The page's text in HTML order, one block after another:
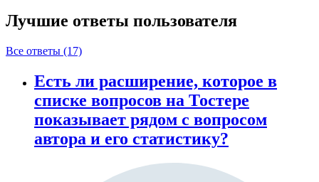
Лучшие ответы пользователя
Все ответы (17)
Есть ли расширение, которое в
списке вопросов на Тостере
показывает рядом с вопросом
автора и его статистику?